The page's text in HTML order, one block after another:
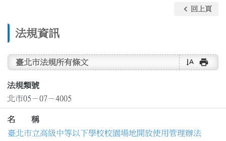
法規資訊
keyboard_arrow_left 回上頁
臺北市法規所有條文 text_rotate_vertical print
法規類號
北市05－07－4005
名 稱
臺北市立高級中等以下學校校園場地開放使用管理辦法